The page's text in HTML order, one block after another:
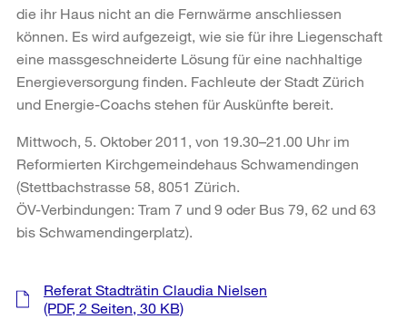
die ihr Haus nicht an die Fernwärme anschliessen
können. Es wird aufgezeigt, wie sie für ihre Liegenschaft
eine massgeschneiderte Lösung für eine nachhaltige
Energieversorgung finden. Fachleute der Stadt Zürich
und Energie-Coachs stehen für Auskünfte bereit.
Mittwoch, 5. Oktober 2011, von 19.30–21.00 Uhr im
Reformierten Kirchgemeindehaus Schwamendingen
(Stettbachstrasse 58, 8051 Zürich.
ÖV-Verbindungen: Tram 7 und 9 oder Bus 79, 62 und 63
bis Schwamendingerplatz).
Weitere
Informationen
Referat Stadträtin Claudia Nielsen
(PDF, 2 Seiten, 30 KB)